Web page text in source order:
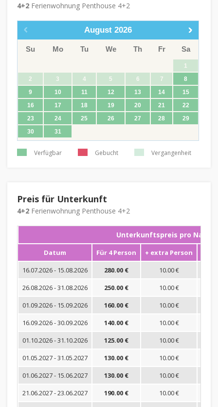
4+2 Ferienwohnung Penthouse 4+2
August 2026
Su Mo Tu We Th Fr Sa
1
2
3 4 5 6 7
8
9
10 11 12 13 14
15
16
17 18 19 20 21
22
23
24 25 26 27 28
29
30
31
Verfügbar Gebucht Vergangenheit
Preis für Unterkunft
4+2 Ferienwohnung Penthouse 4+2
Unterkunftspreis pro Nacht
Datum Für 4 Person + extra Person
16.07.2026 - 15.08.2026
280.00 €
10.00 €
26.08.2026 - 31.08.2026
250.00 €
10.00 €
01.09.2026 - 15.09.2026
160.00 €
10.00 €
16.09.2026 - 30.09.2026
140.00 €
10.00 €
01.10.2026 - 31.10.2026
125.00 €
10.00 €
01.05.2027 - 31.05.2027
130.00 €
10.00 €
01.06.2027 - 15.06.2027
130.00 €
10.00 €
21.06.2027 - 23.06.2027
190.00 €
10.00 €